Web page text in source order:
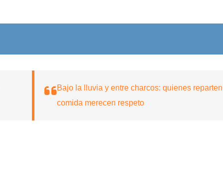
Bajo la lluvia y entre charcos: quienes reparten
comida merecen respeto